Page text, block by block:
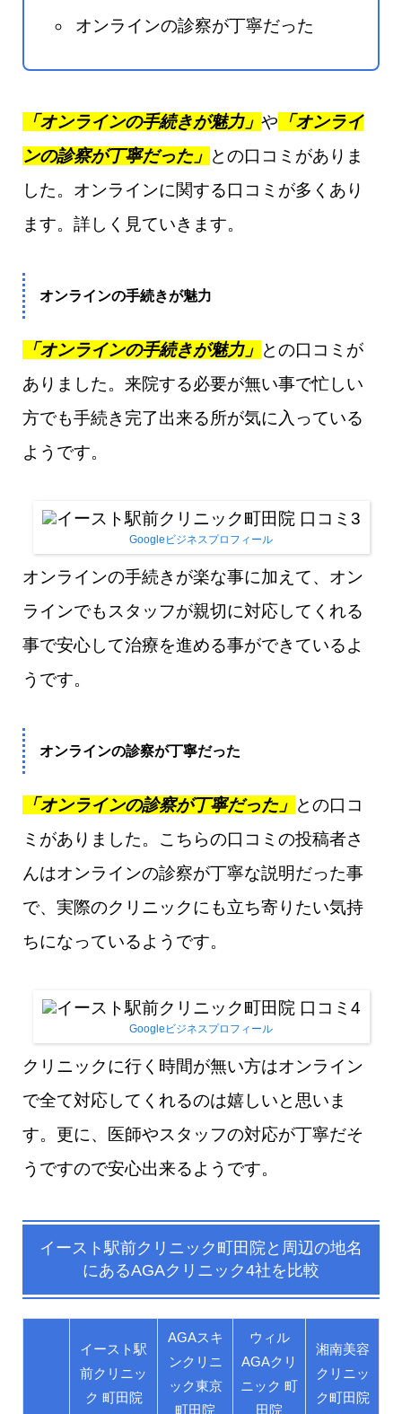
オンラインの診察が丁寧だった
「オンラインの手続きが魅力」 や 「オンライ
ンの診察が丁寧だった」 との口コミがありま
した。オンラインに関する口コミが多くあり
ます。詳しく見ていきます。
オンラインの手続きが魅力
「オンラインの手続きが魅力」 との口コミが
ありました。来院する必要が無い事で忙しい
方でも手続き完了出来る所が気に入っている
ようです。
Googleビジネスプロフィール
オンラインの手続きが楽な事に加えて、オン
ラインでもスタッフが親切に対応してくれる
事で安心して治療を進める事ができているよ
うです。
オンラインの診察が丁寧だった
「オンラインの診察が丁寧だった」 との口コ
ミがありました。こちらの口コミの投稿者さ
んはオンラインの診察が丁寧な説明だった事
で、実際のクリニックにも立ち寄りたい気持
ちになっているようです。
Googleビジネスプロフィール
クリニックに行く時間が無い方はオンライン
で全て対応してくれるのは嬉しいと思いま
す。更に、医師やスタッフの対応が丁寧だそ
うですので安心出来るようです。
イースト駅前クリニック町田院と 周辺の地名
にあるAGAクリニック4社を比較
イースト駅
前クリニッ
ク 町田院
AGAスキ
ンクリニ
ック東京
町田院
ウィル
AGAクリ
ニック 町
田院
湘南美容
クリニッ
ク町田院